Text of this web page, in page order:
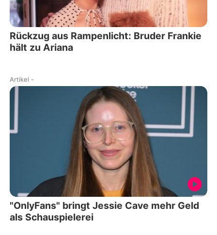
Rückzug aus Rampenlicht: Bruder Frankie
hält zu Ariana
Artikel -
"OnlyFans" bringt Jessie Cave mehr Geld
als Schauspielerei